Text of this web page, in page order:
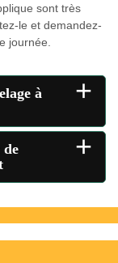
sont très
le et demandez-
journée.
à
+
+